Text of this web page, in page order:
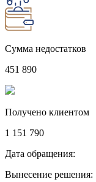
Сумма недостатков
451 890
Получено клиентом
1 151 790
Дата обращения:
Вынесение решения: